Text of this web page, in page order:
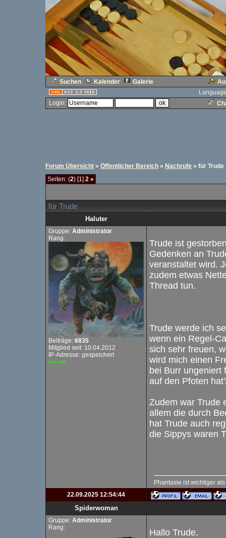
Suchen Kalender Galerie
Login:
Forum Übersicht » Öffentlicher Bereich » Nachrufe » für Trude
Seiten: (2) [1] 2 »
für Trude
Haluter
Gruppe: Administrator
Rang:
Beiträge: 6835
Mitglied seit: 10.04.2012
IP-Adresse: gespeichert
Trude ist
Gedenken an
veranstaltet wird.
zudem etwas
Thread tun.
Trude werde ich
wenn ein Regel-
sich sehr freuen,
wird mich einen
bei Burr ungeniert
auf den Pfoten
Zudem war Trude
allem die durch
hat Trude auch
die Sippys waren
Phantasie ist wichtiger
22.09.2025 12:54:44
Spiderwoman
Gruppe: Administrator
Rang:
Hallo Trude,